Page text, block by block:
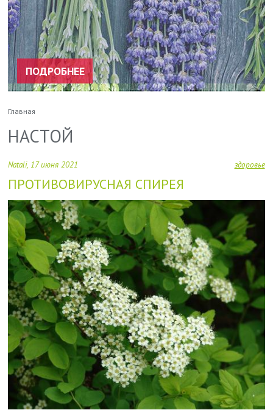
ПОДРОБНЕЕ
СТРОКА
НАВИГАЦИИ
Главная
НАСТОЙ
Natali 17 июня 2021 здоровье
ПРОТИВОВИРУСНАЯ СПИРЕЯ